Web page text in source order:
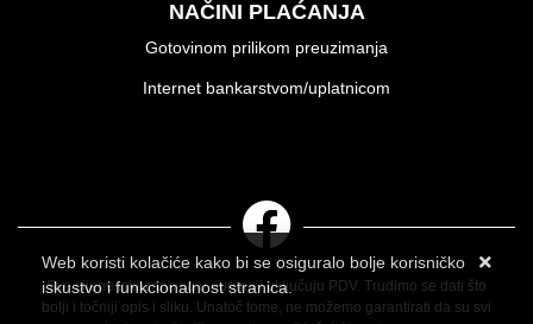
NAČINI PLAĆANJA
Gotovinom prilikom preuzimanja
Internet bankarstvom/uplatnicom
Sve cijene iskazane su u eurima i uključuju PDV. Trudimo se dati što
bolji i točniji opis i sliku. Unatoč tome, ne možemo garantirati da su svi
Web koristi kolačiće kako bi se osiguralo bolje korisničko
iskustvo i funkcionalnost stranica.
Više informacija o kolačićima možete pročitati ovdje